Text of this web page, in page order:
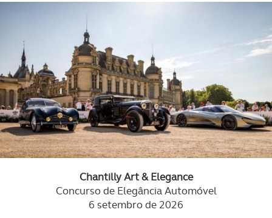
Chantilly Art & Elegance
Concurso de Elegância Automóvel
6 setembro de 2026